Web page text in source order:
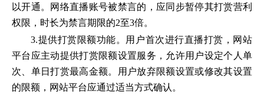
以开通。网络直播账号被禁言的，应同步暂停其打赏营利
权限，时长为禁言期限的2至3倍。
3.提供打赏限额功能。用户首次进行直播打赏，网站
平台应主动提供打赏限额设置服务，允许用户设定个人单
次、单日打赏最高金额。用户放弃限额设置或修改其设置
的限额，网站平台应通过适当方式确认。